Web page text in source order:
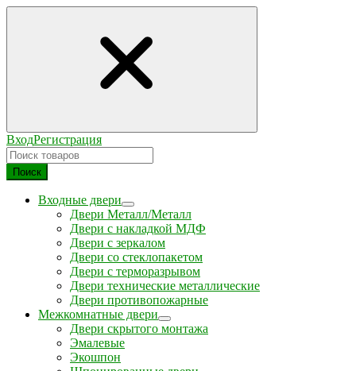
ВходРегистрация
Поиск
Входные двери
Двери Металл/Металл
Двери с накладкой МДФ
Двери с зеркалом
Двери со стеклопакетом
Двери с терморазрывом
Двери технические металлические
Двери противопожарные
Межкомнатные двери
Двери скрытого монтажа
Эмалевые
Экошпон